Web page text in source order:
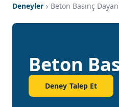
Deneyler Beton Basınç
Beton
Deney Talep Et